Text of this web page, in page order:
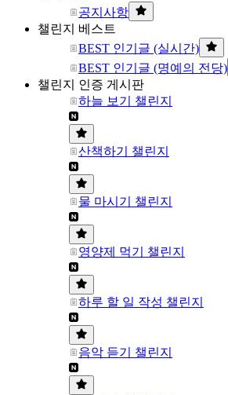
공지사항
챌린지 베스트
BEST 인기글 (실시간)
BEST 인기글 (명예의 전당)
챌린지 인증 게시판
하늘 보기 챌린지
산책하기 챌린지
물 마시기 챌린지
영양제 먹기 챌린지
하루 할 일 작성 챌린지
음악 듣기 챌린지